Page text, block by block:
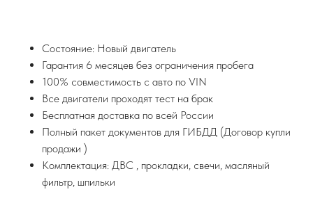
Состояние: Новый двигатель
Гарантия 6 месяцев без ограничения пробега
100% совместимость с авто по VIN
Все двигатели проходят тест на брак
Бесплатная доставка по всей России
Полный пакет документов для ГИБДД (Договор купли
продажи )
Комплектация: ДВС , прокладки, свечи, масляный
фильтр, шпильки